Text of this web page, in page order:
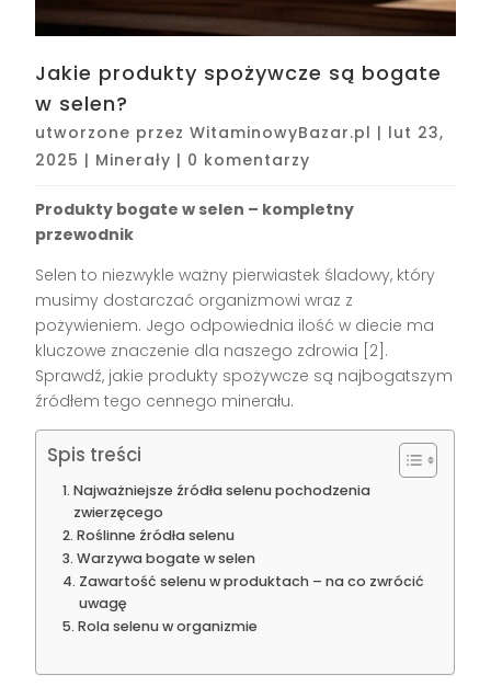
Jakie produkty spożywcze są bogate
w selen?
utworzone przezWitaminowyBazar.pl | lut 23,
2025 | Minerały | 0 komentarzy
Produkty bogate w selen – kompletny
przewodnik
Selen to niezwykle ważny pierwiastek śladowy, który
musimy dostarczać organizmowi wraz z
pożywieniem. Jego odpowiednia ilość w diecie ma
kluczowe znaczenie dla naszego zdrowia [2].
Sprawdź, jakie produkty spożywcze są najbogatszym
źródłem tego cennego minerału.
Spis treści
Najważniejsze źródła selenu pochodzenia
zwierzęcego
Roślinne źródła selenu
Warzywa bogate w selen
Zawartość selenu w produktach – na co zwrócić
uwagę
Rola selenu w organizmie